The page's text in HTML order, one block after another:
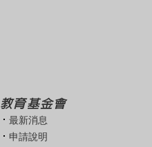
教育基金會
最新消息
申請說明